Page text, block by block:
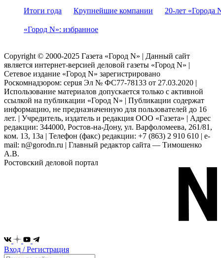
Итоги года
Крупнейшие компании 20-лет «Города
«Город N»: избранное
Copyright © 2000-2025 Газета «Город N» | Данный сайт
является интернет-версией деловой газеты «Город N» |
Сетевое издание «Город N» зарегистрировано
Роскомнадзором: серuя Эл № ФС77-78133 от 27.03.2020 |
Использование материалов допускается только с активной
ссылкой на публикации «Город N» | Публикации содержат
информацию, не предназначенную для пользователей до 16
лет. | Учредитель, издатель и редакция ООО «Газета» | Адрес
редакции: 344000, Ростов-на-Дону, ул. Варфоломеева, 261/81,
ком. 13, 13а | Телефон (факс) редакции: +7 (863) 2 910 610 | e-
mail: n@gorodn.ru | Главный редактор сайта — Тимошенко
А.В.
Ростовский деловой портал
Вход / Регистрация